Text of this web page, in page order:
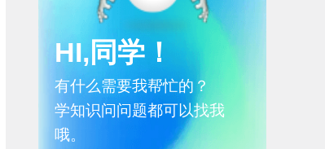
HI,同学！
有什么需要我帮忙的？
学知识问问题都可以找我
哦。